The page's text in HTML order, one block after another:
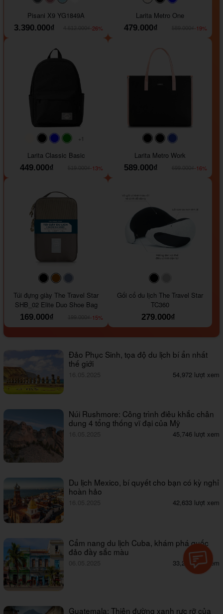
#40454a#b76e79
Pisani X9 YG1849A
3.390.000₫
-26%
#faf0e6#000000
Larita Metro One
479.000₫
-19%
#faf0e6#000000#0000FF
+1
Larita Classic Basic
449.000₫
-13%
#000000#000000
Larita Metro Work
589.000₫
-16%
#000000#964B00
Túi đựng giày The Travel Star
SHB_02 Elite Duo Shoe Bag
169.000₫
-15%
Gối cổ du lịch The Travel Star
TC360
279.000₫
Đảo Phục Sinh, tọa độ du lịch bí ẩn nhất
thế giới
16.05.2025 54,972 lượt xem
Núi Rushmore: Công trình điêu khắc chân
dung 4 tổng thống vĩ đại của Mỹ
16.05.2025 45,746 lượt xem
Du lịch Mexico, bí quyết cho bạn có kỳ nghỉ
hoàn hảo
16.05.2025 42,633 lượt xem
Cẩm nang du lịch Cuba, khám phá quốc
đảo đầy sắc màu
06.05.2025 33,208 lượt xem
Guatemala: Thiên đường xanh rực rỡ của